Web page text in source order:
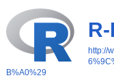
http://
B%A0%29